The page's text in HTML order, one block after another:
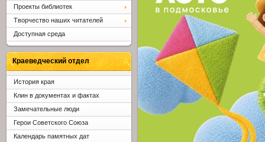
Проекты библиотек
Творчество наших читателей
Доступная среда
Краеведческий отдел
История края
Клин в документах и фактах
Замечательные люди
Герои Советского Союза
Календарь памятных дат